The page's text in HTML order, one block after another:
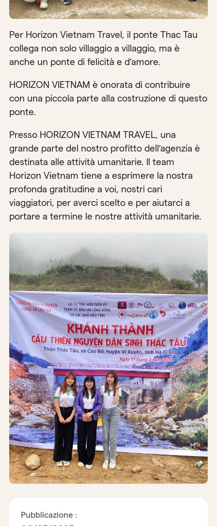
Per Horizon Vietnam Travel, il ponte Thac Tau
collega non solo villaggio a villaggio, ma è
anche un ponte di felicità e d’amore.
HORIZON VIETNAM è onorata di contribuire
con una piccola parte alla costruzione di questo
ponte.
Presso HORIZON VIETNAM TRAVEL, una
grande parte del nostro profitto dell’agenzia è
destinata alle attività umanitarie. Il team
Horizon Vietnam tiene a esprimere la nostra
profonda gratitudine a voi, nostri cari
viaggiatori, per averci scelto e per aiutarci a
portare a termine le nostre attività umanitarie.
Pubblicazione :